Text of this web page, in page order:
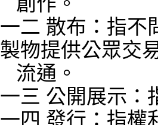
一二 散布：指不
製物提供公眾交
流通。
一三 公開展示：
一四 發行：指權